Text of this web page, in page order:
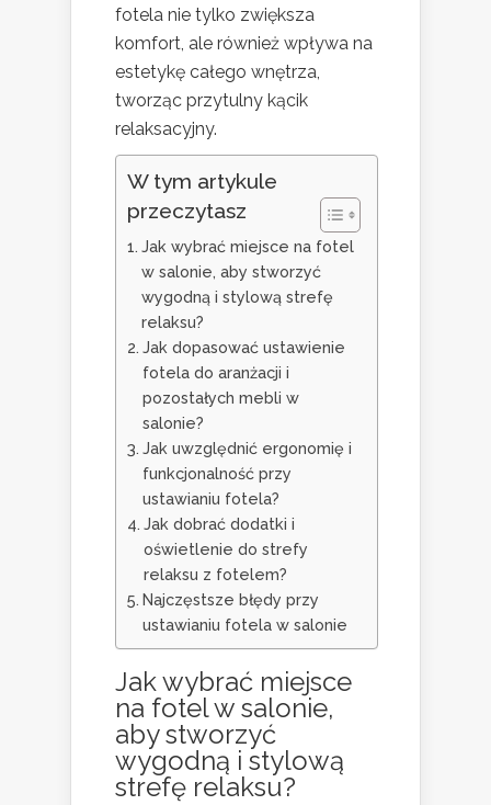
fotela nie tylko zwiększa
komfort, ale również wpływa na
estetykę całego wnętrza,
tworząc przytulny kącik
relaksacyjny.
W tym artykule
przeczytasz
Jak wybrać miejsce na fotel
w salonie, aby stworzyć
wygodną i stylową strefę
relaksu?
Jak dopasować ustawienie
fotela do aranżacji i
pozostałych mebli w
salonie?
Jak uwzględnić ergonomię i
funkcjonalność przy
ustawianiu fotela?
Jak dobrać dodatki i
oświetlenie do strefy
relaksu z fotelem?
Najczęstsze błędy przy
ustawianiu fotela w salonie
Jak wybrać miejsce
na fotel w salonie,
aby stworzyć
wygodną i stylową
strefę relaksu?